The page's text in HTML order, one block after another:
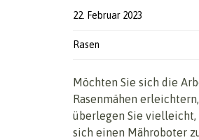
22. Februar 2023
Rasen
Möchten Sie sich die
Rasenmähen erleichtern,
überlegen Sie vielleicht,
sich einen Mähroboter